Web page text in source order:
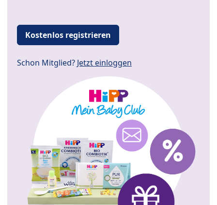
Kostenlos registrieren
Schon Mitglied? Jetzt einloggen